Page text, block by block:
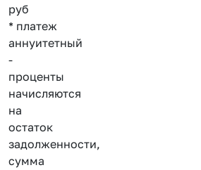
руб
* платеж
аннуитетный
-
проценты
начисляются
на
остаток
задолженности,
сумма